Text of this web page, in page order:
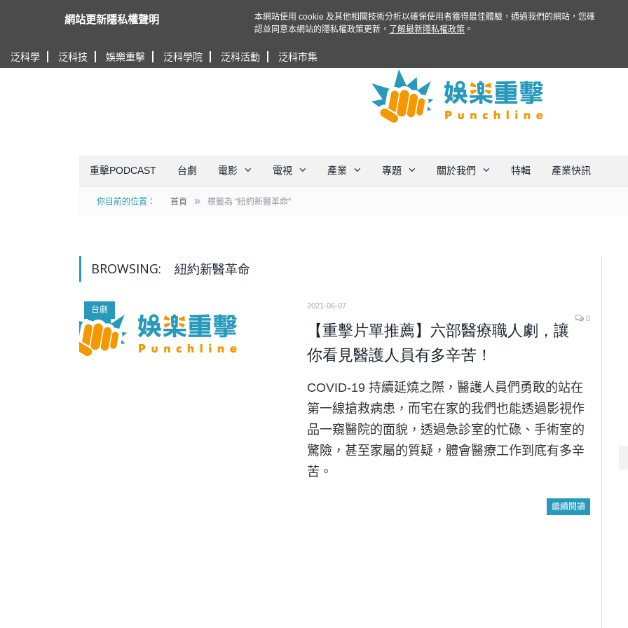
泛科學 泛科技 娛樂重擊 泛科學院 泛科活動 泛科市集
重擊PODCAST 台劇 電影 電視 產業 專題 關於我們 特輯 產業快訊
你目前的位置： 首頁 » 標籤為 "紐約新醫革命"
BROWSING: 紐約新醫革命
台劇
2021-06-07
0
【重擊片單推薦】六部醫療職人劇，讓
你看見醫護人員有多辛苦！
COVID-19 持續延燒之際，醫護人員們勇敢的站在
第一線搶救病患，而宅在家的我們也能透過影視作
品一窺醫院的面貌，透過急診室的忙碌、手術室的
驚險，甚至家屬的質疑，體會醫療工作到底有多辛
苦。
繼續閱讀
網站更新隱私權聲明
本網站使用 cookie 及其他相關技術分析以確保使用者獲得最佳體驗，通過我們的網站，您確
認並同意本網站的隱私權政策更新，
了解最新隱私權政策 。